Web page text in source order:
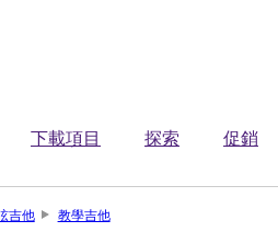
下載項目 探索 促銷
吉他 教學吉他